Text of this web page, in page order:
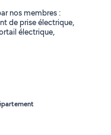
nos membres :
de prise électrique,
électrique,